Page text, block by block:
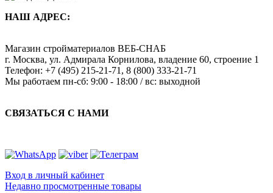
НАШ АДРЕС:
Магазин стройматериалов ВЕБ-СНАБ
г. Москва, ул. Адмирала Корнилова, владение 60, строение 1
Телефон: +7 (495) 215-21-71 , 8 (800) 333-21-71
Мы работаем пн-сб: 9:00 - 18:00 / вс: выходной
СВЯЗАТЬСЯ С НАМИ
Вход в личный кабинет
Недавно просмотренные товары